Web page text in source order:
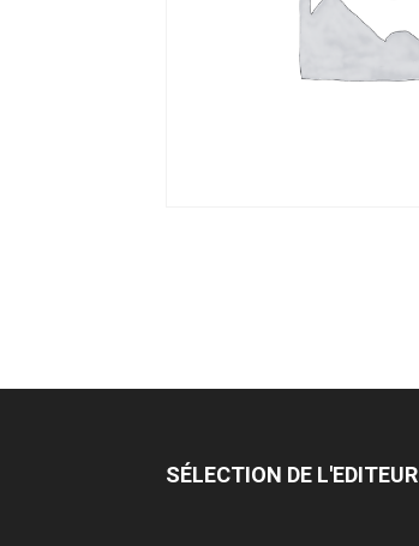
SÉLECTION DE L'EDITEUR